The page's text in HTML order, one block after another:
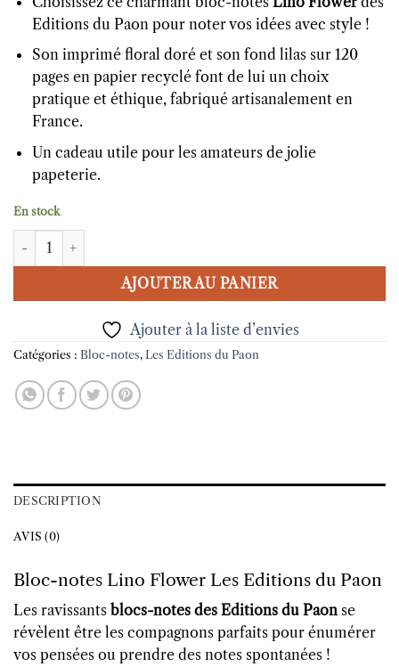
Editions du Paon pour noter vos idées avec style !
Son imprimé floral doré et son fond lilas sur 120
pages en papier recyclé font de lui un choix
pratique et éthique, fabriqué artisanalement en
France.
Un cadeau utile pour les amateurs de jolie
papeterie.
En stock
quantité de Bloc-notes Lino Flower Les Editions du Paon
AJOUTER AU PANIER
Ajouter à la liste d’envies
Catégories : Bloc-notes, Les Editions du Paon
DESCRIPTION
AVIS (0)
Bloc-notes Lino Flower Les Editions du Paon
Les ravissants blocs-notes des Editions du Paon se
révèlent être les compagnons parfaits pour énumérer
vos pensées ou prendre des notes spontanées !